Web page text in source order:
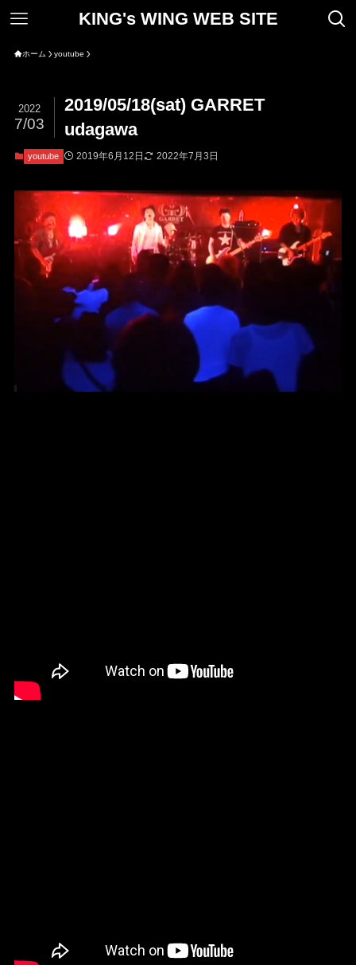
KING's WING WEB SITE
ホーム youtube
2019/05/18(sat) GARRET
udagawa
2022
7/03
youtube 2019年6月12日 2022年7月3日